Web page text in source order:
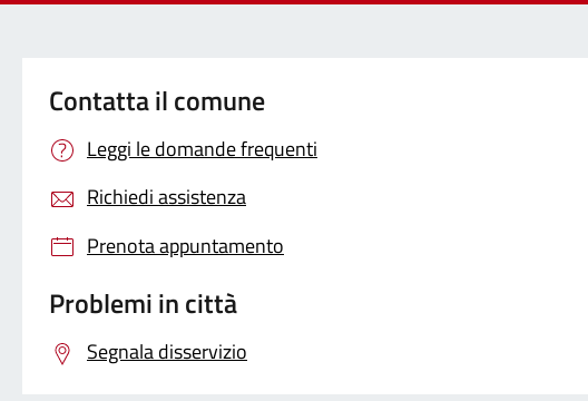
Contatta il comune
Leggi le domande frequenti
Richiedi assistenza
Prenota appuntamento
Problemi in città
Segnala disservizio